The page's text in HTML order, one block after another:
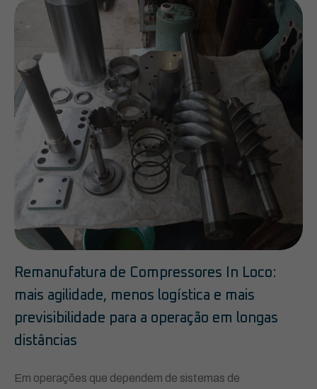
Remanufatura de Compressores In Loco:
mais agilidade, menos logística e mais
previsibilidade para a operação em longas
distâncias
Em operações que dependem de sistemas de